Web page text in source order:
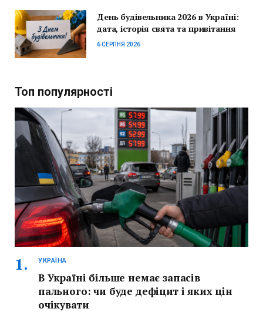
День будівельника 2026 в Україні:
дата, історія свята та привітання
6 СЕРПНЯ 2026
Топ популярності
УКРАЇНА
В Україні більше немає запасів
пального: чи буде дефіцит і яких цін
очікувати